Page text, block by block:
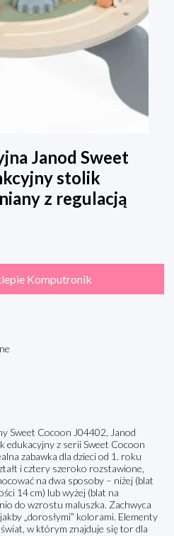
Janod Sweet
stolik
z regulacją
Komputronik
Sweet Cocoon J04402, Janod
z serii Sweet Cocoon
zabawka dla dzieci od 1. roku
i cztery szeroko rozstawione,
na dwa sposoby – niżej (blat
14 cm) lub wyżej (blat na
do wzrostu maluszka. Zachwyca
„dorosłymi” kolorami. Elementy
w którym znajduje się tor dla